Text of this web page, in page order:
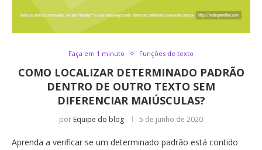
Faça em 1 minuto Funções de texto
COMO LOCALIZAR DETERMINADO PADRÃO
DENTRO DE OUTRO TEXTO SEM
DIFERENCIAR MAIÚSCULAS?
por Equipe do blog 5 de junho de 2020
Aprenda a verificar se um determinado padrão está contido